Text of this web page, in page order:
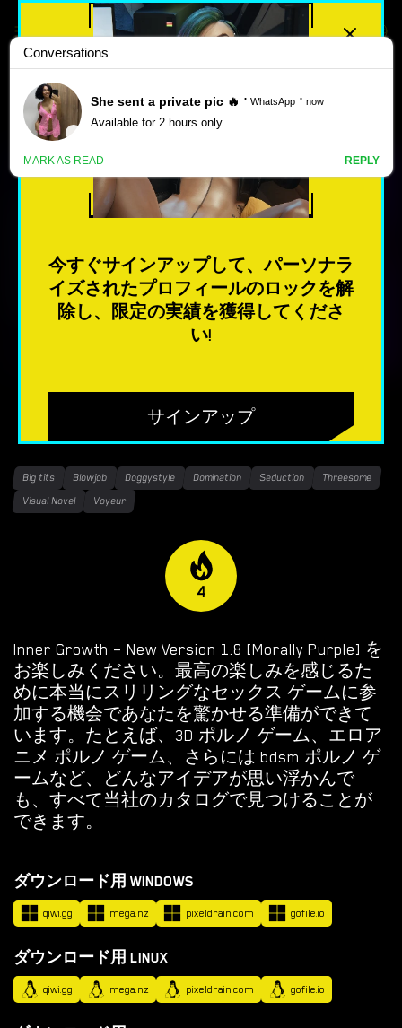
最高評価
人気のある
新しい
ポ
フリーセックスシミュレーター
無料エロゲーム
OVERWATCH WEEKEND FUCK
OVERWATCH SCHOOL DAYS
RESIDENT EVIL NET ADVENTURE
ベストチョイス
ゲイポルノゲーム
ポ
ル
ー
ム
ダ
ウ
INNER GROWTH – NEW VERSION
今すぐダウンロード
Big tits Blowjob Doggystyle Domination Seduction
Threesome
Visual Novel
Voyeur
4
Inner Growth – New Version 1.8 [Morally Purple] を
お楽しみください。最高の楽しみを感じるた
めに本当にスリリングなセックス ゲームに参
加する機会であなたを驚かせる準備ができて
います。たとえば、3D ポルノ ゲーム、エロア
ニメ ポルノ ゲーム、さらには bdsm ポルノ ゲ
ームなど、どんなアイデアが思い浮かんで
も、すべて当社のカタログで見つけることが
できます。
ダウンロード用 WINDOWS
qiwi.gg mega.nz pixeldrain.com gofile.io
ダウンロード用 LINUX
qiwi.gg mega.nz pixeldrain.com gofile.io
今すぐサインアップして、パーソナラ
イズされたプロフィールのロックを解
除し、限定の実績を獲得してくださ
い!
サインアップ